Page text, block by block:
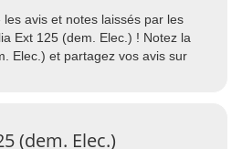
avis et notes laissés par les
Ext 125 (dem. Elec.) ! Notez la
Elec.) et partagez vos avis sur
(dem. Elec.)